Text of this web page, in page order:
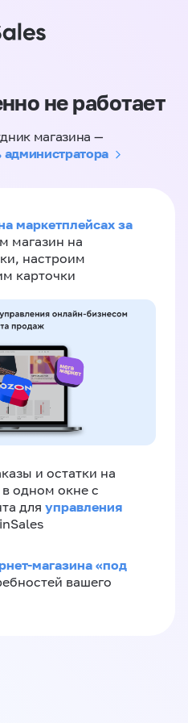
не работает
магазина —
администратора
маркетплейсах за
магазин на
настроим
карточки
и остатки на
в одном окне с
для управления
магазина «под
вашего